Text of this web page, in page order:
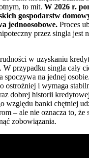
to mit.W 2026 r.
gospodarstw
jednoosobowe. Proces
przez singla jest
w uzyskaniu
W przypadku singla cały
spoczywa na jednej
ostrożniej i wymaga
dobrej historii
względu banki chętniej
– ale nie oznacza to, że
zobowiązania.